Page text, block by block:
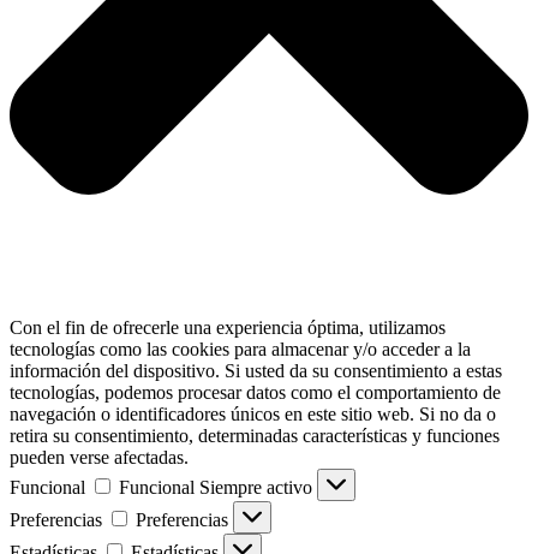
Con el fin de ofrecerle una experiencia óptima, utilizamos
tecnologías como las cookies para almacenar y/o acceder a la
información del dispositivo. Si usted da su consentimiento a estas
tecnologías, podemos procesar datos como el comportamiento de
navegación o identificadores únicos en este sitio web. Si no da o
retira su consentimiento, determinadas características y funciones
pueden verse afectadas.
Funcional
Funcional Siempre activo
Preferencias
Preferencias